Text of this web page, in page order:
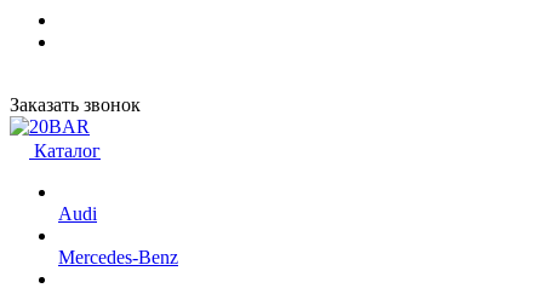
Заказать звонок
Каталог
Audi
Mercedes-Benz